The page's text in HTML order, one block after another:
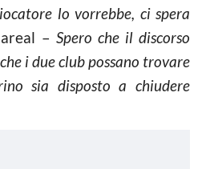
lo vorrebbe, ci spera
– Spero che il discorso
i due club possano trovare
sia disposto a chiudere